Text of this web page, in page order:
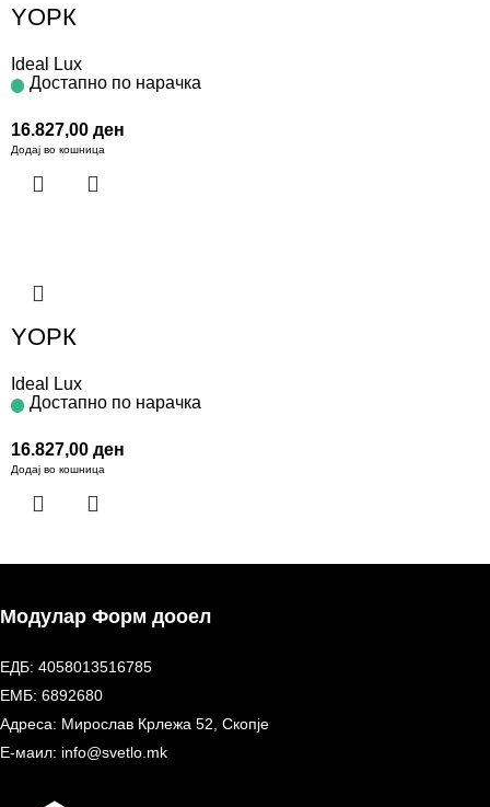
YОРК
Ideal Lux
Достапно по нарачка
16.827,00 ден
Додај во кошница
YОРК
Ideal Lux
Достапно по нарачка
16.827,00 ден
Додај во кошница
Модулар Форм дооел
ЕДБ: 4058013516785
ЕМБ: 6892680
Адреса: Мирослав Крлежа 52, Скопје
Е-маил: info@svetlo.mk